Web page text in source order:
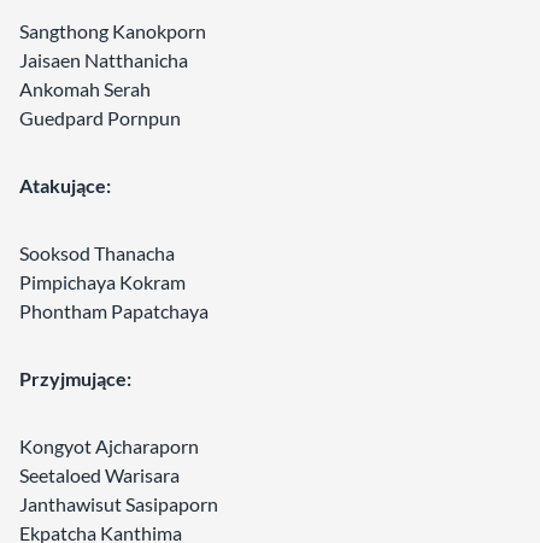
Sangthong Kanokporn
Jaisaen Natthanicha
Ankomah Serah
Guedpard Pornpun
Atakujące:
Sooksod Thanacha
Pimpichaya Kokram
Phontham Papatchaya
Przyjmujące:
Kongyot Ajcharaporn
Seetaloed Warisara
Janthawisut Sasipaporn
Ekpatcha Kanthima